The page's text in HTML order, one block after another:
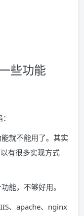
些功能
就不能用了。其实
有很多实现方式
能，不够好用。
、apache、nginx